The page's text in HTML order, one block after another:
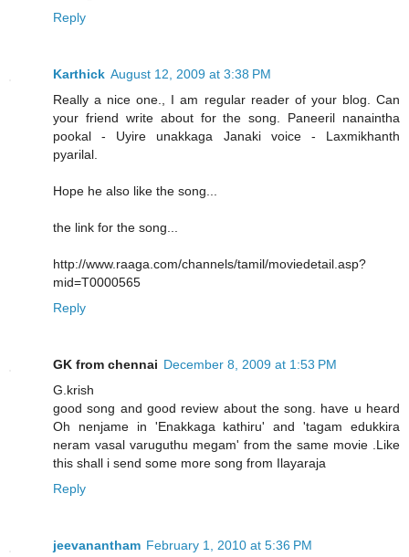
Reply
Karthick August 12, 2009 at 3:38 PM
Really a nice one., I am regular reader of your blog. Can
your friend write about for the song. Paneeril nanaintha
pookal - Uyire unakkaga Janaki voice - Laxmikhanth
pyarilal.
Hope he also like the song...
the link for the song...
http://www.raaga.com/channels/tamil/moviedetail.asp?
mid=T0000565
Reply
GK from chennai December 8, 2009 at 1:53 PM
G.krish
good song and good review about the song. have u heard
Oh nenjame in 'Enakkaga kathiru' and 'tagam edukkira
neram vasal varuguthu megam' from the same movie .Like
this shall i send some more song from Ilayaraja
Reply
jeevanantham February 1, 2010 at 5:36 PM